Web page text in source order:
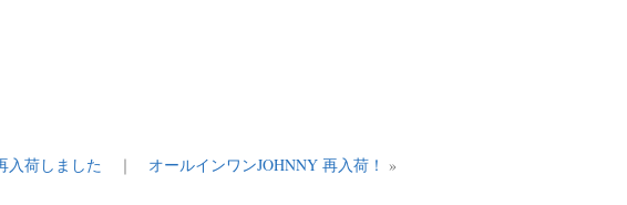
荷しました ｜ オールインワンJOHNNY 再入荷！ »